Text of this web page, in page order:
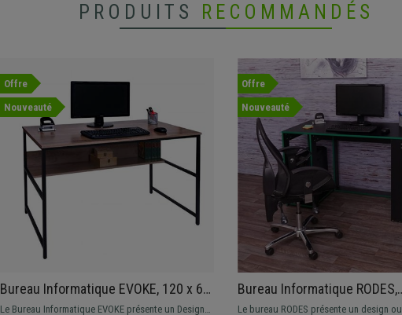
PRODUITS RECOMMANDÉS
Offre
Nouveauté
Bureau Informatique EVOKE, 120 x 60
x 78 cm, structure en métal, couleur
Le Bureau Informatique EVOKE présente un Design
Offre
Nouveauté
Bureau Informatique RODES,
120x60x76cm, Design
Le bureau RODES présente un design